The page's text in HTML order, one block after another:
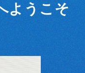
ようこそ